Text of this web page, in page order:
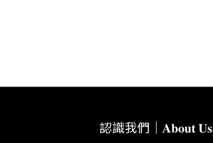
認識我們｜𝐀𝐛𝐨𝐮𝐭 𝐔𝐬